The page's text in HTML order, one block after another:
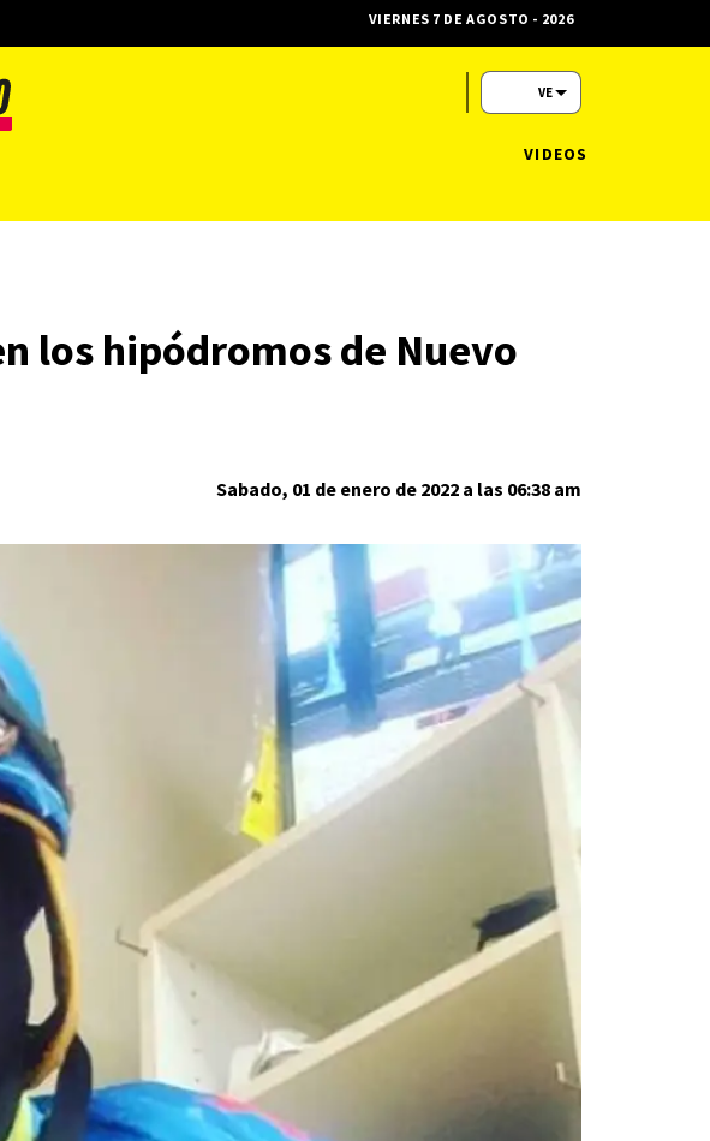
los hipódromos de Nuevo
Sabado, 01 de enero de 2022 a las 06:38 am
VIERNES 7 DE AGOSTO - 2026
VE
VIDEOS